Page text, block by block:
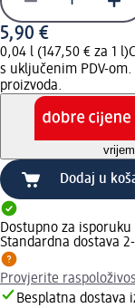
5,90 €
0,04 l (147,50 € za 1 l)
s uključenim PDV-om.
proizvoda.
Dodaj u
Dostupno za isporuku
Standardna dostava
Provjerite
Besplatna dostava